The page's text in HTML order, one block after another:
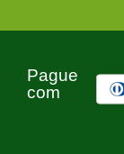
Pague
com